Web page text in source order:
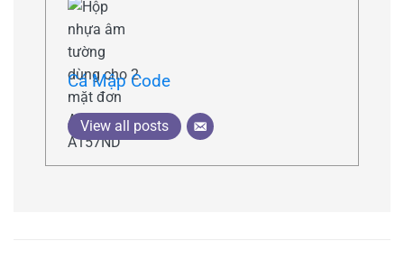
Cá Mập Code
View all posts